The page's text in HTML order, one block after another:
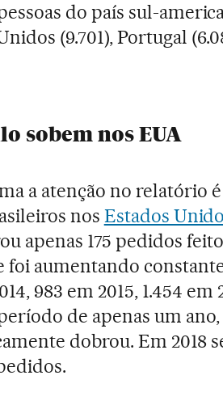
do país sul-
(9.701), Portugal
sobem nos EUA
a atenção no relatório
nos Estados
apenas 175 pedidos
foi aumentando
983 em 2015, 1.454 em
de apenas um
dobrou. Em 2018